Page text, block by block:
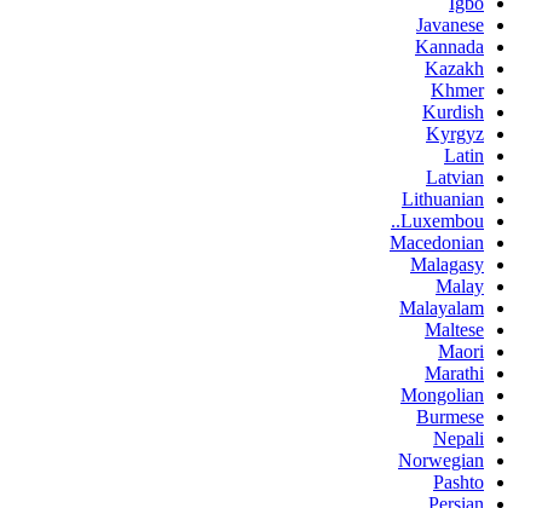
Javanese
Kannada
Kazakh
Khmer
Kurdish
Kyrgyz
Latin
Latvian
Lithuanian
Luxembou..
Macedonian
Malagasy
Malay
Malayalam
Maltese
Maori
Marathi
Mongolian
Burmese
Nepali
Norwegian
Pashto
Persian